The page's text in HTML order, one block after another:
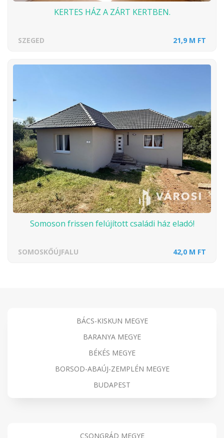
KERTES HÁZ A ZÁRT KERTBEN.
SZEGED 21,9 M FT
Somoson frissen felújított családi ház eladó!
SOMOSKŐÚJFALU 42,0 M FT
BÁCS-KISKUN MEGYE
BARANYA MEGYE
BÉKÉS MEGYE
BORSOD-ABAÚJ-ZEMPLÉN MEGYE
BUDAPEST
CSONGRÁD MEGYE